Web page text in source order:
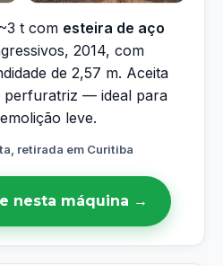
t com esteira de aço
2014, com
de 2,57 m. Aceita
perfuratriz — ideal para
leve.
retirada em Curitiba
nesta máquina →